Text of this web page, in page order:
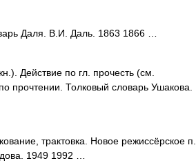
Даля. В.И. Даль. 1863 1866 …
Действие по гл. прочесть (см.
прочтении. Толковый словарь Ушакова.
трактовка. Новое режиссёрское п.
1949 1992 …